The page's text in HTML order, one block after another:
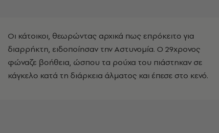
Οι κάτοικοι, θεωρώντας αρχικά πως επρόκειτο για
διαρρήκτη, ειδοποίησαν την Αστυνομία. Ο 29χρονος
φώναζε βοήθεια, ώσπου τα ρούχα του πιάστηκαν σε
κάγκελο κατά τη διάρκεια άλματος και έπεσε στο κενό.